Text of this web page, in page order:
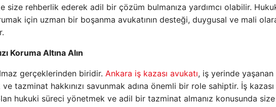
size rehberlik ederek adil bir çözüm bulmanıza yardımcı olabilir.
için uzman bir boşanma avukatının desteği, duygusal ve mali
Koruma Altına Alın
gerçeklerinden biridir. Ankara iş kazası avukatı, iş yerinde yaşanan
tazminat hakkınızı savunmak adına önemli bir role sahiptir. İş kazası
hukuki süreci yönetmek ve adil bir tazminat almanız konusunda